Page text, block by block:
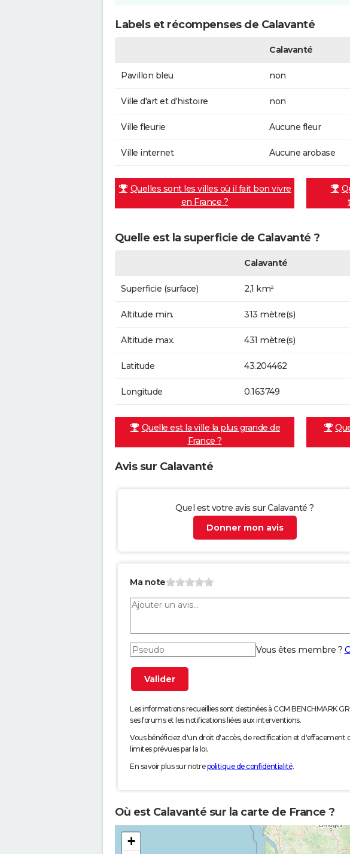
Labels et récompenses de Calavanté
Calavanté
Pavillon bleu non
Ville d'art et d'histoire non
Ville fleurie Aucune fleur
Ville internet Aucune arobase
Quelles sont les villes où il fait bon vivre
en France ?
Quelle est la superficie de Calavanté ?
Calavanté
Superficie (surface) 2,1 km²
Altitude min. 313 mètre(s)
Altitude max. 431 mètre(s)
Latitude 43.204462
Longitude 0.163749
Quelle est la ville la plus grande de
France ?
Avis sur Calavanté
Quel est votre avis sur Calavanté ?
Donner mon avis
Ma note
Vous êtes membre ?
Les informations recueillies sont destinées à CCM BENCHMARK
ses forums et les notifications liées aux interventions.
Vous bénéficiez d'un droit d'accès, de rectification et d'effacement
limites prévues par la loi.
En savoir plus sur notrepolitique de confidentialité.
Où est Calavanté sur la carte de France ?
+